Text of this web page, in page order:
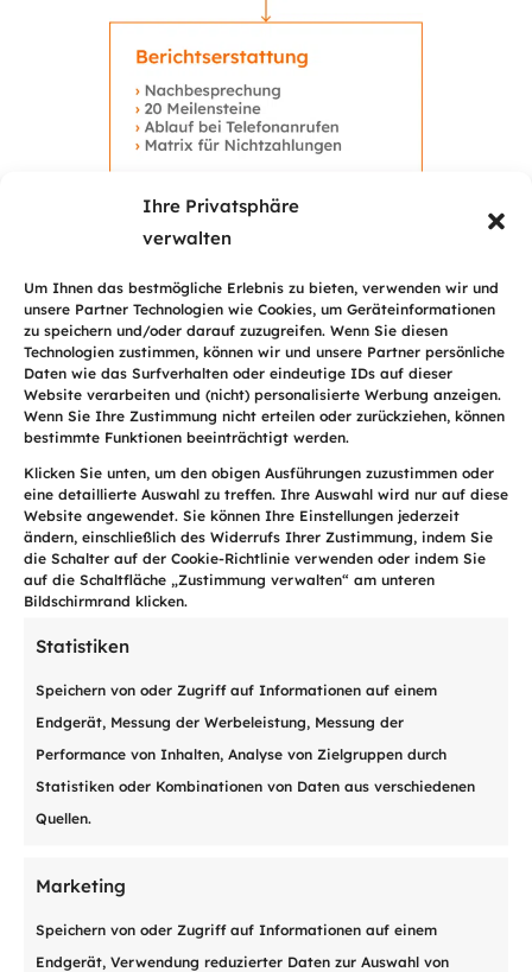
Ihre Privatsphäre
verwalten
Um Ihnen das bestmögliche Erlebnis zu bieten, verwenden wir und
unsere Partner Technologien wie Cookies, um Geräteinformationen
zu speichern und/oder darauf zuzugreifen. Wenn Sie diesen
Technologien zustimmen, können wir und unsere Partner persönliche
Daten wie das Surfverhalten oder eindeutige IDs auf dieser
Website verarbeiten und (nicht) personalisierte Werbung anzeigen.
Wenn Sie Ihre Zustimmung nicht erteilen oder zurückziehen, können
bestimmte Funktionen beeinträchtigt werden.
Klicken Sie unten, um den obigen Ausführungen zuzustimmen oder
eine detaillierte Auswahl zu treffen. Ihre Auswahl wird nur auf diese
Website angewendet. Sie können Ihre Einstellungen jederzeit
ändern, einschließlich des Widerrufs Ihrer Zustimmung, indem Sie
die Schalter auf der Cookie-Richtlinie verwenden oder indem Sie
auf die Schaltfläche „Zustimmung verwalten“ am unteren
Bildschirmrand klicken.
Statistiken
Speichern von oder Zugriff auf Informationen auf einem
Endgerät, Messung der Werbeleistung, Messung der
Performance von Inhalten, Analyse von Zielgruppen durch
Statistiken oder Kombinationen von Daten aus verschiedenen
Quellen.
Marketing
Speichern von oder Zugriff auf Informationen auf einem
Endgerät, Verwendung reduzierter Daten zur Auswahl von
MÖCHTEN SIE MEHR ERFAHREN?
Angebot
anfordern
Berater kontaktieren
Diese
Dienstleistungen
könnten Sie auch
noch interessieren